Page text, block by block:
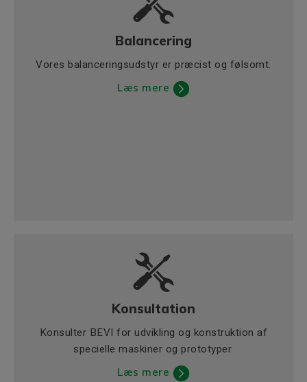
Balancering
Vores balanceringsudstyr er præcist og følsomt.
Læs mere
Konsultation
Konsulter BEVI for udvikling og konstruktion af
specielle maskiner og prototyper.
Læs mere